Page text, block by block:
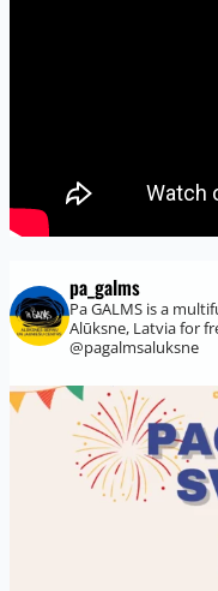
pa_galms
Pa GALMS is a
Alūksne, Latvia for
@pagalmsaluksne